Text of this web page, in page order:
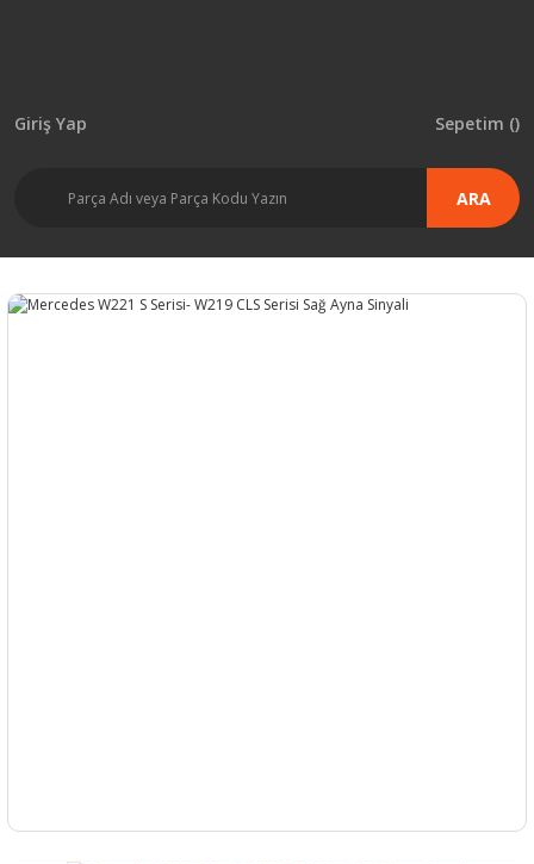
ARA
Giriş Yap Sepetim ()